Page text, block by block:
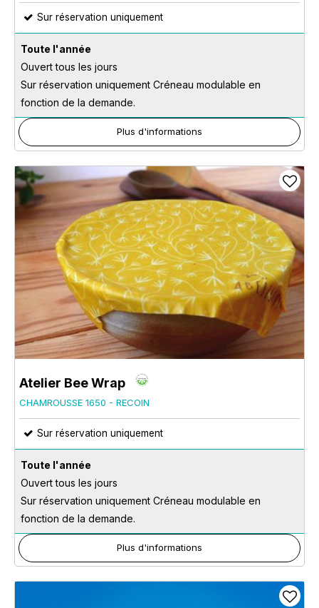
Sur réservation uniquement
Toute l'année
Ouvert tous les jours
Sur réservation uniquement Créneau modulable en
fonction de la demande.
Plus d'informations
Atelier Bee Wrap
CHAMROUSSE 1650 - RECOIN
Sur réservation uniquement
Toute l'année
Ouvert tous les jours
Sur réservation uniquement Créneau modulable en
fonction de la demande.
Plus d'informations